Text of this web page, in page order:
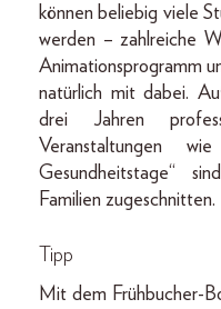
können beliebig viele
werden – zahlreiche
Animationsprogramm
natürlich mit dabei.
drei Jahren
Veranstaltungen
Gesundheitstage“
Familien zugeschnitten.
Tipp
Mit dem Frühbucher-